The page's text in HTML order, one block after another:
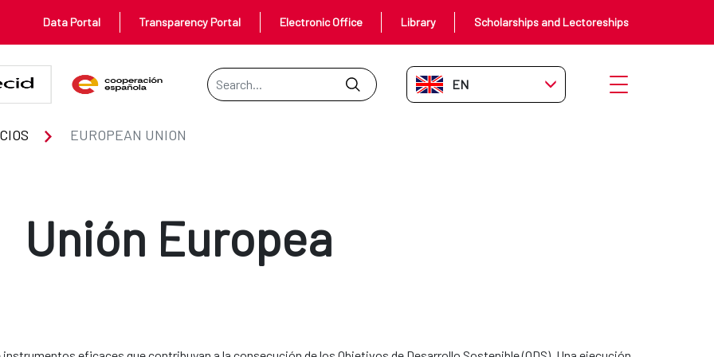
Data Portal Transparency Portal Electronic Office Library Scholarships and Lectoreships
Search Bar
EN-GB Open menu
EUROPEAN UNION
Unión Europea